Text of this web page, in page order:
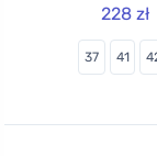
228 zł
37 41